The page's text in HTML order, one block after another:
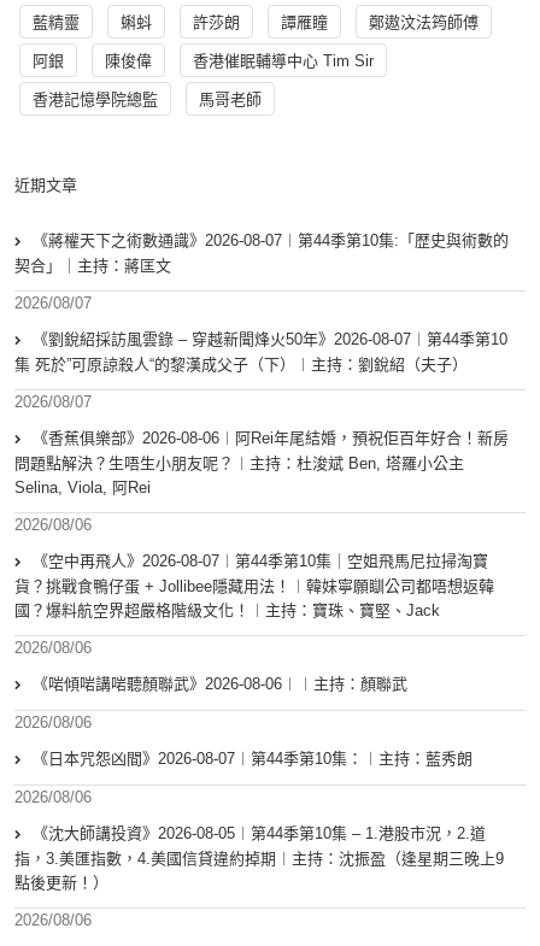
藍精靈 蝌蚪 許莎朗 譚雁瞳 鄭遨汶法筠師傅
阿銀 陳俊偉 香港催眠輔導中心 Tim Sir
香港記憶學院總監 馬哥老師
近期文章
《蔣權天下之術數通識》2026-08-07︱第44季第10集:「歴史與術數的
契合」｜主持：蔣匡文
2026/08/07
《劉銳紹採訪風雲錄 – 穿越新聞烽火50年》2026-08-07︱第44季第10
集 死於”可原諒殺人“的黎漢成父子（下）︱主持：劉銳紹（夫子）
2026/08/07
《香蕉俱樂部》2026-08-06︱阿Rei年尾結婚，預祝佢百年好合！新房
問題點解決？生唔生小朋友呢？︱主持：杜浚斌 Ben, 塔羅小公主
Selina, Viola, 阿Rei
2026/08/06
《空中再飛人》2026-08-07︱第44季第10集｜空姐飛馬尼拉掃淘寶
貨？挑戰食鴨仔蛋 + Jollibee隱藏用法！︱韓妹寧願瞓公司都唔想返韓
國？爆料航空界超嚴格階級文化！︱主持：寶珠、寶堅、Jack
2026/08/06
《啱傾啱講啱聽顏聯武》2026-08-06︱︱主持：顏聯武
2026/08/06
《日本咒怨凶間》2026-08-07︱第44季第10集：︱主持：藍秀朗
2026/08/06
《沈大師講投資》2026-08-05︱第44季第10集 – 1.港股市況，2.道
指，3.美匯指數，4.美國信貸違約掉期︱主持：沈振盈（逢星期三晚上9
點後更新！）
2026/08/06